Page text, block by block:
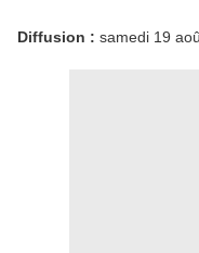
Diffusion : samedi 19